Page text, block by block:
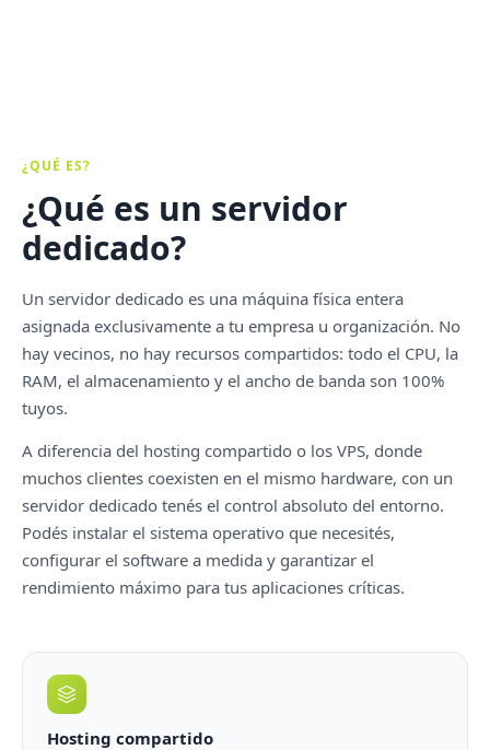
¿QUÉ ES?
¿Qué es un servidor
dedicado?
Un servidor dedicado es una máquina física entera
asignada exclusivamente a tu empresa u organización. No
hay vecinos, no hay recursos compartidos: todo el CPU, la
RAM, el almacenamiento y el ancho de banda son 100%
tuyos.
A diferencia del hosting compartido o los VPS, donde
muchos clientes coexisten en el mismo hardware, con un
servidor dedicado tenés el control absoluto del entorno.
Podés instalar el sistema operativo que necesités,
configurar el software a medida y garantizar el
rendimiento máximo para tus aplicaciones críticas.
Hosting compartido